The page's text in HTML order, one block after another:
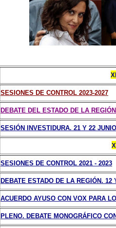
SESIONES DE CONTROL 2023-2027
DEBATE DEL ESTADO DE LA
SESIÓN INVESTIDURA. 21 Y 22
SESIONES DE CONTROL 2021 - 2023
DEBATE ESTADO DE LA REGIÓN. 12
ACUERDO AYUSO CON VOX PARA
PLENO. DEBATE MONOGRÁFICO